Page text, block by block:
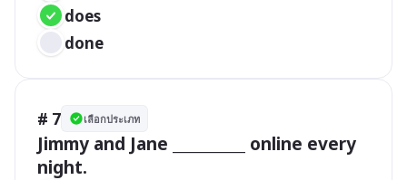
does
done
# 7 เลือกประเภท
Jimmy and Jane __________ online every
night.